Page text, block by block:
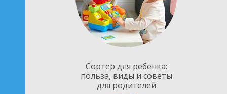
Сортер для ребенка:
польза, виды и советы
для родителей